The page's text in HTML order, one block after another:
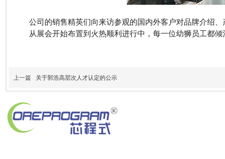
公司的销售精英们向来访参观的国内外客户对品牌介绍
从展会开始布置到火热顺利进行中，每一位幼狮员工都
上一篇 关于郭浩高层次人才认定的公示